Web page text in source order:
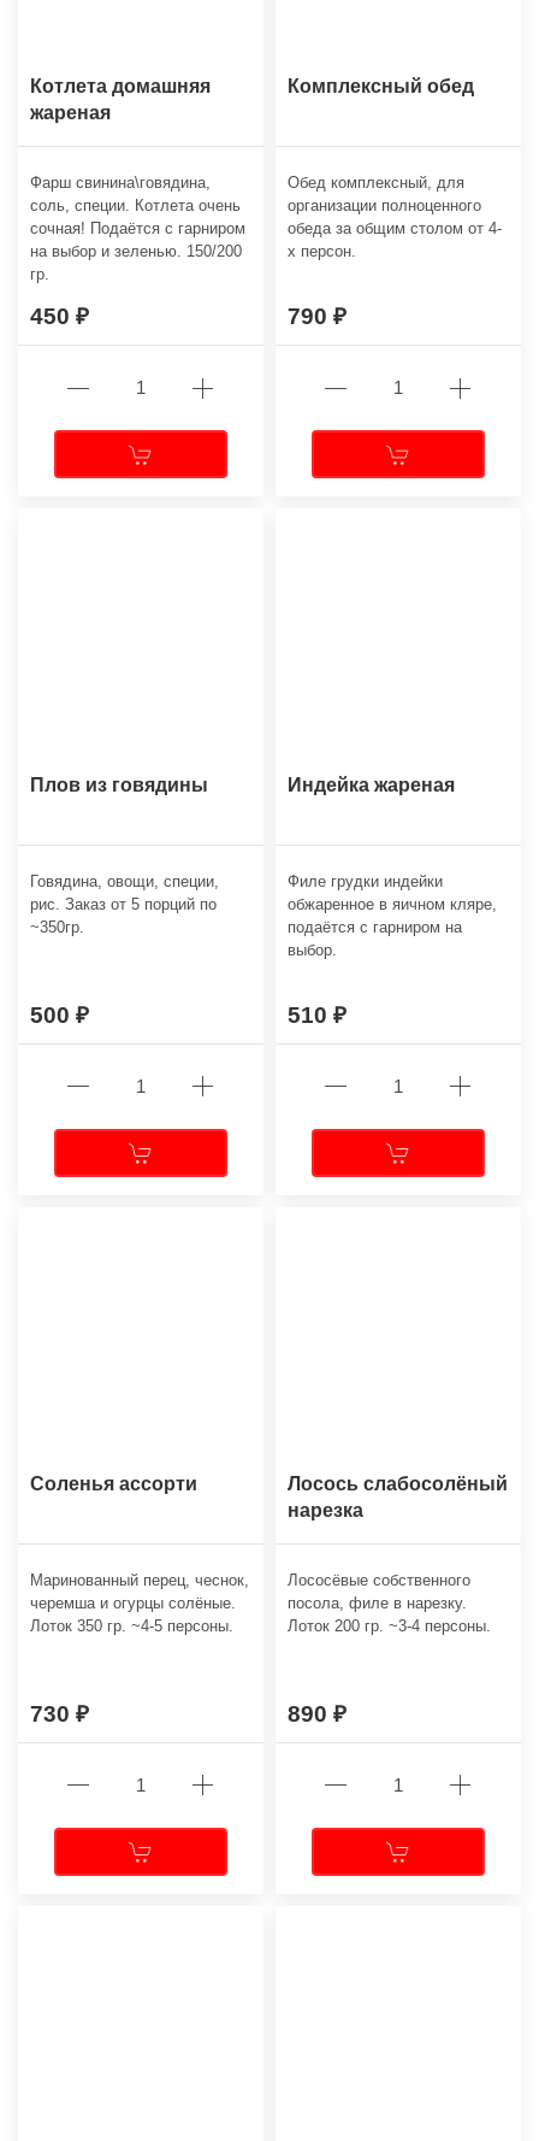
Котлета домашняя
жареная
Фарш свинина\говядина,
соль, специи. Котлета очень
сочная! Подаётся с гарниром
на выбор и зеленью. 150/200
гр.
450
Комплексный обед
Обед комплексный, для
организации полноценного
обеда за общим столом от 4-
х персон.
790
Плов из говядины
Говядина, овощи, специи,
рис. Заказ от 5 порций по
~350гр.
500
Индейка жареная
Филе грудки индейки
обжаренное в яичном кляре,
подаётся с гарниром на
выбор.
510
Соленья ассорти
Маринованный перец, чеснок,
черемша и огурцы солёные.
Лоток 350 гр. ~4-5 персоны.
730
Лосось слабосолёный
нарезка
Лососёвые собственного
посола, филе в нарезку.
Лоток 200 гр. ~3-4 персоны.
890